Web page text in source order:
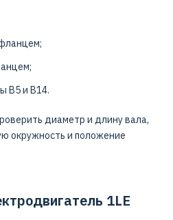
B5 и B14.
диаметр и длину вала,
окружность и положение
1LE